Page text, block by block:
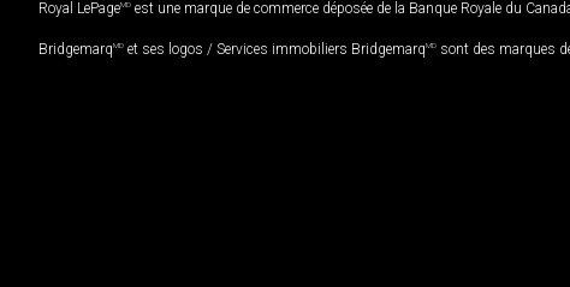
Royal LePageMD est une marque de commerce déposée de la Banque Royale du
BridgemarqMD et ses logos / Services immobiliers BridgemarqMD sont des marques